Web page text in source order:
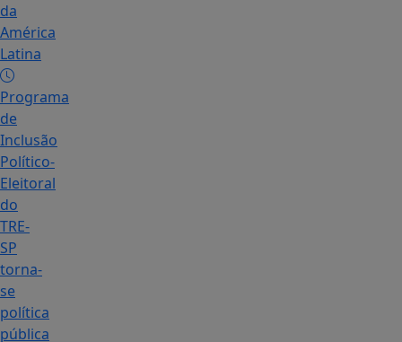
da
América
Latina
Programa
de
Inclusão
Político-
Eleitoral
do
TRE-
SP
torna-
se
política
pública